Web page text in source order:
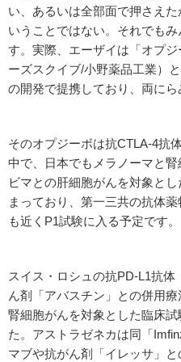
い、あるいは全部面で押さえ
いうことではない。それでも
す。実際、エーザイは「オプ
ーズスクイブ/小野薬品工業）
の開発で提携しており、両にら
そのオプジーボは抗CTLA-4抗
中で、日本でもメラノーマと
ビマとの肝細胞がんを対象と
まっており、第一三共の抗体
も近くP1試験に入る予定です。
スイス・ロシュの抗PD-L1抗
ん剤「アバスチン」との併用
腎細胞がんを対象とした臨床
た。アストラゼネカは同「
マブや抗がん剤「イレッサ」